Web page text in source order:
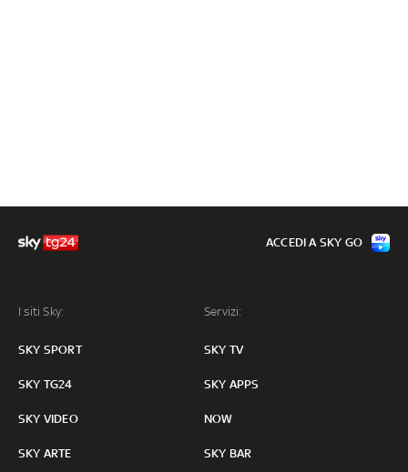
I siti Sky:
SKY SPORT
SKY TG24
SKY VIDEO
SKY ARTE
Servizi:
SKY TV
SKY APPS
NOW
SKY BAR
ACCEDI A SKY GO